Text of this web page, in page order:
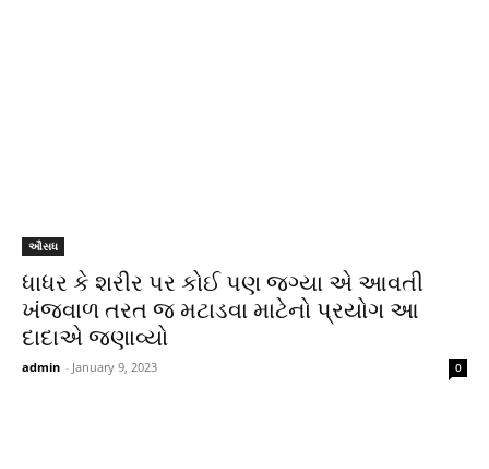
ઔસધ
ધાધર કે શરીર પર કોઈ પણ જગ્યા એ આવતી
ખંજવાળ તરત જ મટાડવા માટેનો પ્રયોગ આ
દાદાએ જણાવ્યો
admin - January 9, 2023 0